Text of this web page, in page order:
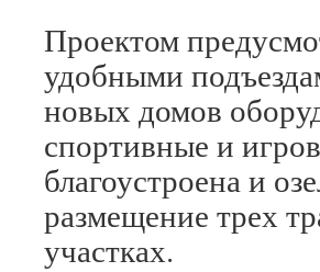
Проектом
удобными
новых домов
спортивные и
благоустроена и
размещение трех
участках.